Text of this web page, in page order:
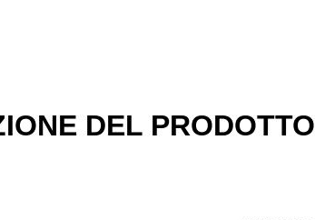
DEL PRODOTTO